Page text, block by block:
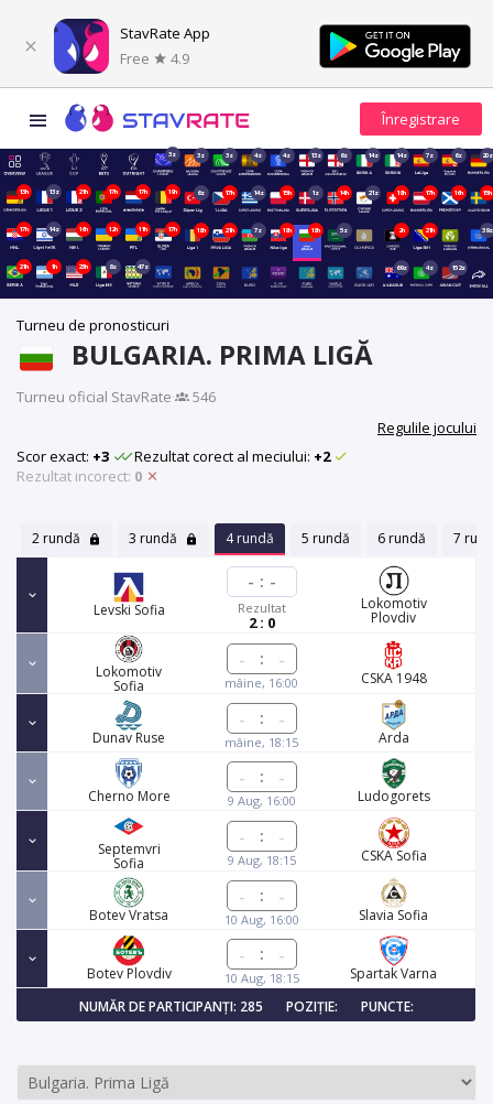
StavRate App
Free
4.9
3z 3z 3z 4z 4z 13z 6z 14z 14z 7z 6z 20z
13h 13z 21h 17h 17h 19h 6z 17h 14z 15h 1z 14h 21z 18h 17h 16h 15h
17h 14z 16h 12h 11h 17h 18h 21h 7z 18h 18h 5z 2h 21h 39z
21h 1h 23h 8z 47z 69z 4z 152z
Turneu de pronosticuri
BULGARIA. PRIMA LIGĂ
Turneu oficial StavRate·
546
Regulile jocului
Scor exact: +3 Rezultat corect al meciului: +2
Rezultat incorect: 0
2 rundă 3 rundă 4 rundă 5 rundă 6 rundă 7
Levski Sofia
- : -
Rezultat
2 : 0
Lokomotiv
Plovdiv
Lokomotiv
Sofia
:
mâine, 16:00 CSKA 1948
Dunav Ruse
:
mâine, 18:15 Arda
Cherno More
:
9 Aug, 16:00 Ludogorets
Septemvri
Sofia
:
9 Aug, 18:15 CSKA Sofia
Botev Vratsa
:
10 Aug, 16:00 Slavia Sofia
Botev Plovdiv
:
10 Aug, 18:15
Spartak Varna
NUMĂR DE PARTICIPANȚI: 285
POZIȚIE: PUNCTE: